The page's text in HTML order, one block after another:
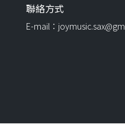
聯絡方式
E-mail：